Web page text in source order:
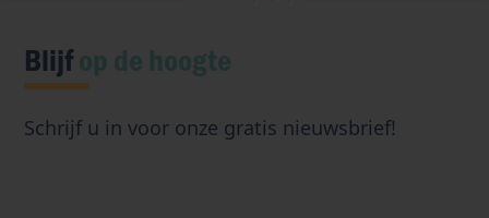
Blijfop de hoogte
Schrijf u in voor onze gratis nieuwsbrief!